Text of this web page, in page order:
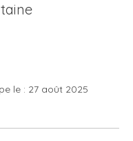
le : 27 août 2025